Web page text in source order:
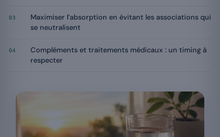
03
Maximiser l’absorption en évitant les associations qui
se neutralisent
04
Compléments et traitements médicaux : un timing à
respecter